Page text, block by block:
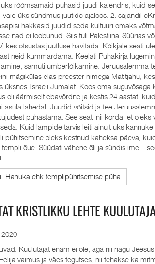
rõõmsamaid pühasid juudi kalendris, kuid
vaid üks sündmus juutide ajaloos. 2. sajandil
hakkasid juudid seda kultuuri omaks
nad ei loobunud. Siis tuli Palestiina-Süürias
kes otsustas juutluse hävitada. Kõikjale seati
neid kummardama. Keelati Pühakirja
samuti ümberlõikamine. Jeruusalemma
mägikülas elas preester nimega Matitjahu,
üksnes Iisraeli Jumalat. Koos oma
oli äärmiselt ebavõrdne ja kestis 24 aastat,
asula lähedal. Juudid võitsid ja tee
puhastama. See seati nii korda, et
Kuid lampide tarvis leiti ainult üks
pühitsemine oleks kestnud kaheksa päeva,
õue. Süüdati vähene õli ja sündis ime –
Hanuka ehk templipühitsemise püha
KRISTLIKKU LEHTE KUULUTAJA
Kuulutajat enam ei ole, aga nii nagu
vaimus ja väes tegutses, nii tehakse ka